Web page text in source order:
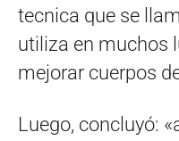
tecnica que se
utiliza en muchos
mejorar cuerpos
Luego, concluyó: